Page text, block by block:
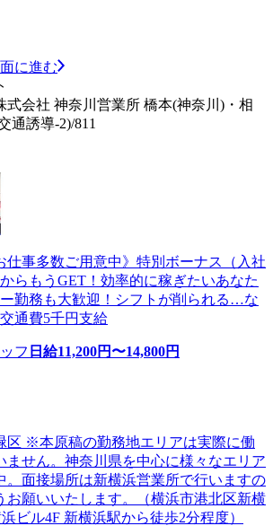
に進む
式会社 神奈川営業所 橋本(神奈川)・相
通誘導-2)/811
仕事多数ご用意中》特別ボーナス（入社
らもうGET！効率的に稼ぎたいあなた
勤務も大歓迎！シフトが削られる…な
通費5千円支給
フ 日給11,200円〜14,800円
区 ※本原稿の勤務地エリアは実際に働
ません。神奈川県を中心に様々なエリア
。面接場所は新横浜営業所で行いますの
お願いいたします。（横浜市港北区新横
ビル4F 新横浜駅から徒歩2分程度）